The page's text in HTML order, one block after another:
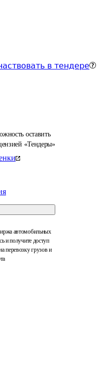
в тендере
оставить
«Тендеры»
автомобильных
и получите доступ
перевозку грузов и